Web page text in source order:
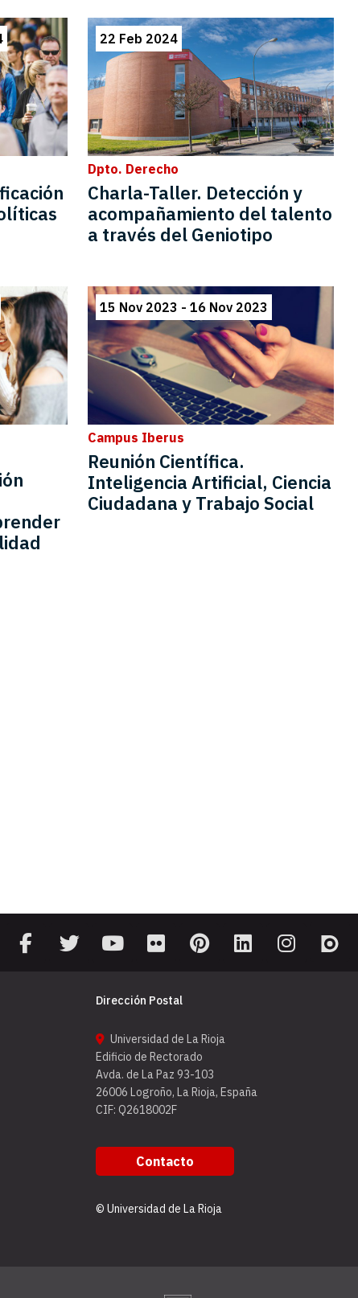
22 Feb 2024
Dpto. Derecho
Charla-Taller. Detección y
acompañamiento del talento
a través del Geniotipo
15 Nov 2023 - 16 Nov 2023
Campus Iberus
Reunión Científica.
Inteligencia Artificial, Ciencia
Ciudadana y Trabajo Social
Dirección Postal
Universidad de La Rioja
Edificio de Rectorado
Avda. de La Paz 93-103
26006 Logroño, La Rioja, España
CIF: Q2618002F
Contacto
© Universidad de La Rioja